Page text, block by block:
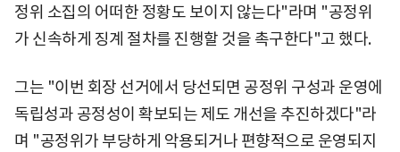
정위 소집의 어떠한 정황도 보이지 않는다"라며 "공정위
가 신속하게 징계 절차를 진행할 것을 촉구한다"고 했다.
그는 "이번 회장 선거에서 당선되면 공정위 구성과 운영에
독립성과 공정성이 확보되는 제도 개선을 추진하겠다"라
며 "공정위가 부당하게 악용되거나 편향적으로 운영되지